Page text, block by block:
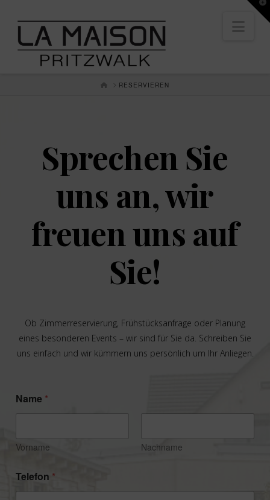
La
Maison
Pritzwalk
HOMERESERVIEREN
Sprechen Sie
uns an, wir
freuen uns auf
Sie!
Ob Zimmerreservierung, Frühstücksanfrage oder Planung
eines besonderen Events – wir sind für Sie da. Schreiben Sie
uns einfach und wir kümmern uns persönlich um Ihr Anliegen.
ä
t
e
n
r
e
Name *
Vorname Nachname
Telefon *